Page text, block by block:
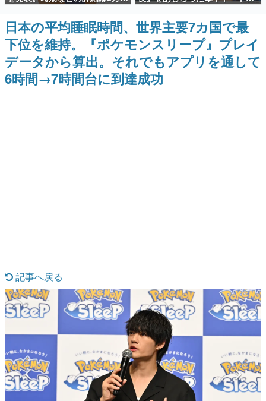
ゲーム世代の作家たち
ゲームに多大な影響を受けた作家さんに取材し、ゲームが
日本のコンテンツ産業やカルチャーに与えた影響を探る企
画です。
日本モバイルゲーム産業史
日本のモバイルゲーム史における主要なトピック・タイト
カテゴリ
特集記事
女性向け
アプリレビュー
日15時からの配信で説明
ッグなどが登場。8月7日21時よ
り2日間限定で予約販売
日本の平均睡眠時間、世界主要7カ国で最
下位を維持。『ポケモンスリープ』プレイ
データから算出。それでもアプリを通して
6時間→7時間台に到達成功
記事へ戻る